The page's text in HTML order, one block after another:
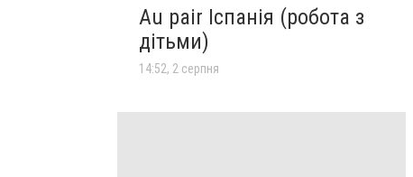
Au pair Іспанія (робота з
дітьми)
14:52, 2 серпня